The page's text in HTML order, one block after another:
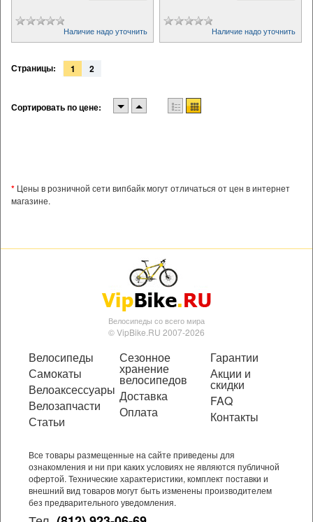
Наличие надо уточнить Наличие надо уточнить
Страницы: 1 2
Сортировать по цене:
* Цены в розничной сети випбайк могут отличаться от цен в интернет
магазине.
Велосипеды со всего мира
© VipBike.RU 2007-2026
Велосипеды
Самокаты
Велоаксессуары
Велозапчасти
Статьи
Сезонное
хранение
велосипедов
Доставка
Оплата
Гарантии
Акции и
скидки
FAQ
Контакты
Все товары размещенные на сайте приведены для
ознакомления и ни при каких условиях не являются публичной
офертой. Технические характеристики, комплект поставки и
внешний вид товаров могут быть изменены производителем
без предварительного уведомления.